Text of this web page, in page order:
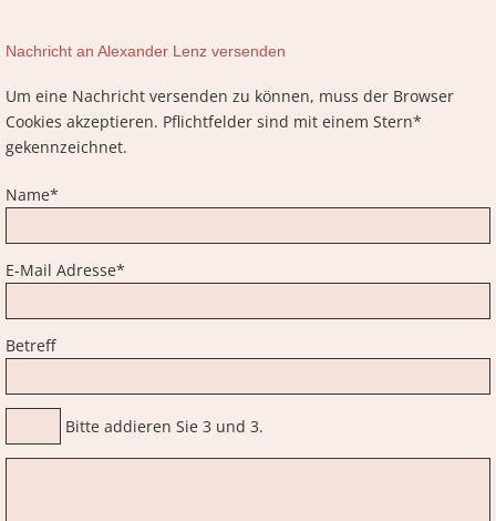
Nachricht an Alexander Lenz versenden
Um eine Nachricht versenden zu können, muss der Browser
Cookies akzeptieren. Pflichtfelder sind mit einem Stern*
gekennzeichnet.
Pflichtfeld
Name*
Pflichtfeld
E-Mail Adresse*
Betreff
Bitte addieren Sie 3 und 3.